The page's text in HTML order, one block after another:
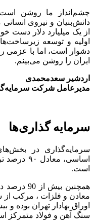
چشم‌انداز ما روشن
از یک میلیارد دلار دست
اولیه و توسعه
دشوار است، اما با عزمی
ایران را روشن می‌بینم.
اردشیر سعدمحمدی
مدیرعامل شرکت
سرمایه گذاری‌ها
سرمایه‌گذاری در
اساسی،
است.
همچنین
معادن و فلزات ، مرکب
اوراق بهادار تهران بوده
سنگ آهن و فولاد متمرکز